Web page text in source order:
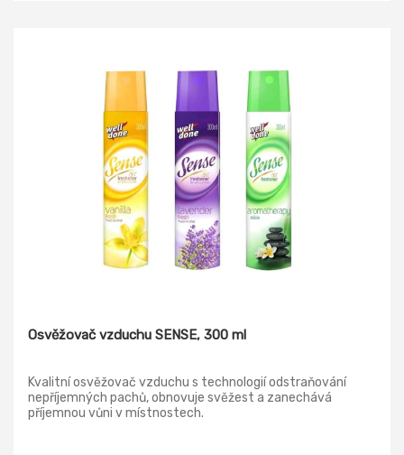
Osvěžovač vzduchu SENSE, 300 ml
Kvalitní osvěžovač vzduchu s technologií odstraňování
nepříjemných pachů, obnovuje svěžest a zanechává
příjemnou vůni v místnostech.